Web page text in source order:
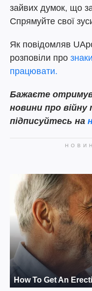
зайвих думок, що
Спрямуйте свої
Як повідомляв
розповіли про
працювати.
Бажаєте
новини про війну
підписуйтесь на